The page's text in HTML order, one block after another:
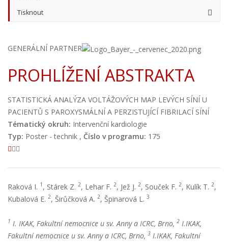
Tisknout
GENERÁLNÍ PARTNER
PROHLÍŽENÍ ABSTRAKTA
STATISTICKÁ ANALÝZA VOLTÁŽOVÝCH MAP LEVÝCH SÍNÍ U
PACIENTŮ S PAROXYSMÁLNÍ A PERZISTUJÍCÍ FIBRILACÍ SÍNÍ
Tématický okruh: Intervenční kardiologie
Typ: Poster - technik , Číslo v programu: 175
Raková I. 1 , Stárek Z. 2, Lehar F. 2, Jež J. 2, Souček F. 2, Kulík T. 2,
Kubalová E. 2, Širůčková A. 2, Špinarová L. 3
1 I. IKAK, Fakultní nemocnice u sv. Anny a ICRC, Brno, 2 I.IKAK,
Fakultní nemocnice u sv. Anny a ICRC, Brno, 3 I.IKAK, Fakultní